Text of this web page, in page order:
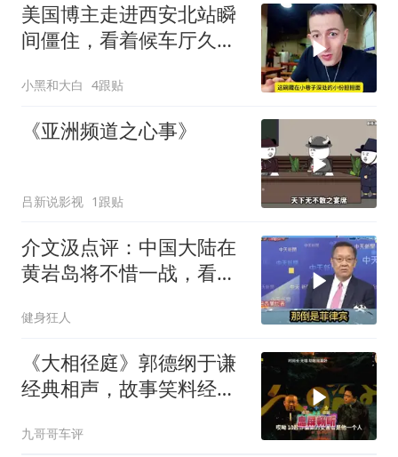
美国博主走进西安北站瞬
间僵住，看着候车厅久久
小黑和大白 4跟贴
《亚洲频道之心事》
吕新说影视 1跟贴
介文汲点评：中国大陆在
黄岩岛将不惜一战，看你
健身狂人
《大相径庭》郭德纲于谦
经典相声，故事笑料经典
九哥哥车评